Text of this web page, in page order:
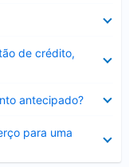
de crédito,
antecipado?
para uma